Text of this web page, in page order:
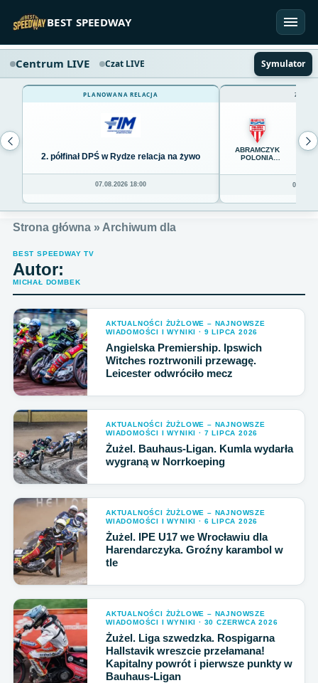
BEST SPEEDWAY
Centrum LIVE Czat LIVE Symulator
PLANOWANA RELACJA
2. półfinał DPŚ w Rydze relacja na żywo
07.08.2026 18:00
ABRAMCZYK
POLONIA
65
Strona główna » Archiwum dla
BEST SPEEDWAY TV
Autor:
MICHAŁ DOMBEK
AKTUALNOŚCI ŻUŻLOWE – NAJNOWSZE
WIADOMOŚCI I WYNIKI · 9 LIPCA 2026
Angielska Premiership. Ipswich
Witches roztrwonili przewagę.
Leicester odwróciło mecz
AKTUALNOŚCI ŻUŻLOWE – NAJNOWSZE
WIADOMOŚCI I WYNIKI · 7 LIPCA 2026
Żużel. Bauhaus-Ligan. Kumla wydarła
wygraną w Norrkoeping
AKTUALNOŚCI ŻUŻLOWE – NAJNOWSZE
WIADOMOŚCI I WYNIKI · 6 LIPCA 2026
Żużel. IPE U17 we Wrocławiu dla
Harendarczyka. Groźny karambol w
tle
AKTUALNOŚCI ŻUŻLOWE – NAJNOWSZE
WIADOMOŚCI I WYNIKI · 30 CZERWCA 2026
Żużel. Liga szwedzka. Rospigarna
Hallstavik wreszcie przełamana!
Kapitalny powrót i pierwsze punkty w
Bauhaus-Ligan